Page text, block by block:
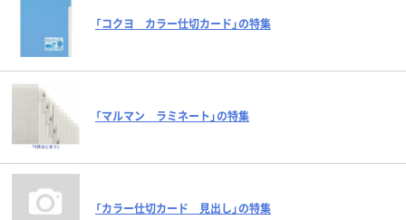
「コクヨ カラー仕切カード」の特集
「マルマン ラミネート」の特集
「カラー仕切カード 見出し」の特集